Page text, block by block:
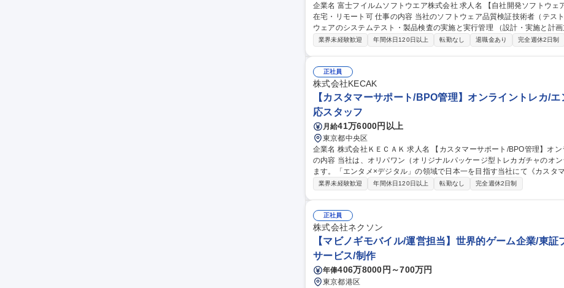
企業名 富士フイルムソフトウエア株式会社 求人名 【自社開発ソフトウェアの品質保証】富士フイルムグループ/
在宅・リモート可 仕事の内容 当社のソフトウェア品質検証技術者（テストエンジニア）として、当社開発ソフト
ウェアのシステムテスト・製品検査の実施と実行管理 （設計・実施と計
す。 【業務詳細】品質・効率（ex. テスト自動化）の向上や、今後のCloud/AI/IoT/DevOps時代のテスト・品質保
【自社開発ソフトウェアの品質保証】富士フイルムグループ/在宅・リモー
業界未経験歓迎 年間休日120日以上 転勤なし 退職金あり 完全週休2日制
正社員
株式会社KECAK
【カスタマーサポート/BPO管理】オンライントレカ/
応スタッフ
月給41万6000円以上
東京都中央区
企業名 株式会社ＫＥＣＡＫ 求人名 【カスタマーサポート/BPO管理】オンライントレカ/エンタメ/急成長中★ 仕事
の内容 当社は、オリパワン（オリジナルパッケージ型トレカガチャのオ
ます。「エンタメ×デジタル」の領域で日本一を目指す当社にて《カスタ
社内CSチームの一員としてBPO（外部委託先）の管理・育成をご担当。
新 ■対応品質モニタリング・SLA/KPI管理 ■トレーニング実施・フィード
の仕組み化に挑戦でき、ユーザーの熱量を直に感じながら体験価値向上に貢献できます。 募
サポート/BPO管理】オンライントレカ/エンタメ/急成長中★
業界未経験歓迎 年間休日120日以上 転勤なし 完全週休2日制
正社員
株式会社ネクソン
【マビノギモバイル/運営担当】世界的ゲーム企業/東
サービス/制作
年俸406万8000円～700万円
東京都港区